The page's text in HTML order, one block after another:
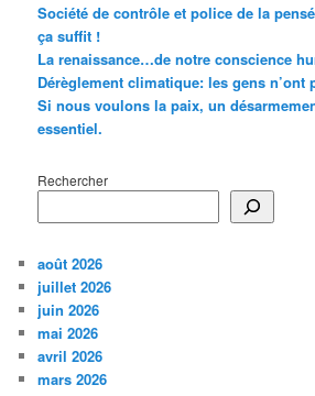
Société de contrôle et police de la
ça suffit !
La renaissance…de notre conscience
Dérèglement climatique: les gens n’ont
Si nous voulons la paix, un
essentiel.
Rechercher
août 2026
juillet 2026
juin 2026
mai 2026
avril 2026
mars 2026